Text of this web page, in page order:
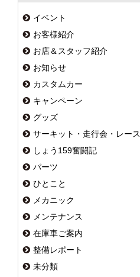
イベント
お客様紹介
お店＆スタッフ紹介
お知らせ
カスタムカー
キャンペーン
グッズ
サーキット・走行会・レース
しょう159奮闘記
パーツ
ひとこと
メカニック
メンテナンス
在庫車ご案内
整備レポート
未分類